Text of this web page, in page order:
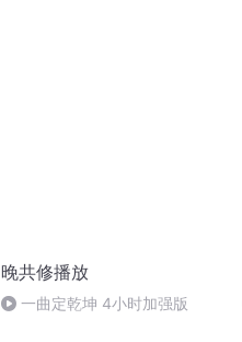
晚共修播放
一曲定乾坤 4小时加强版